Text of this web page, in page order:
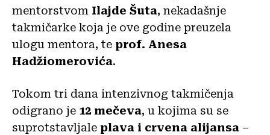
mentorstvom Ilajde Šuta, nekadašnje
takmičarke koja je ove godine preuzela
ulogu mentora, te prof. Anesa
Hadžiomerovića.
Tokom tri dana intenzivnog takmičenja
odigrano je 12 mečeva, u kojima su se
suprotstavljale plava i crvena alijansa –